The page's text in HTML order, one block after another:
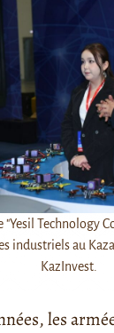
"Yesil Technology
industriels au
KazInvest.
les